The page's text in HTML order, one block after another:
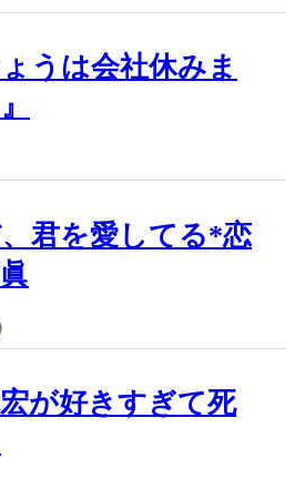
ょうは会社休みま
君を愛してる*恋
が好きすぎて死